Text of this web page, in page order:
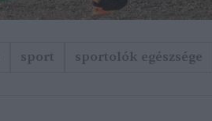
sport sportolók egészsége